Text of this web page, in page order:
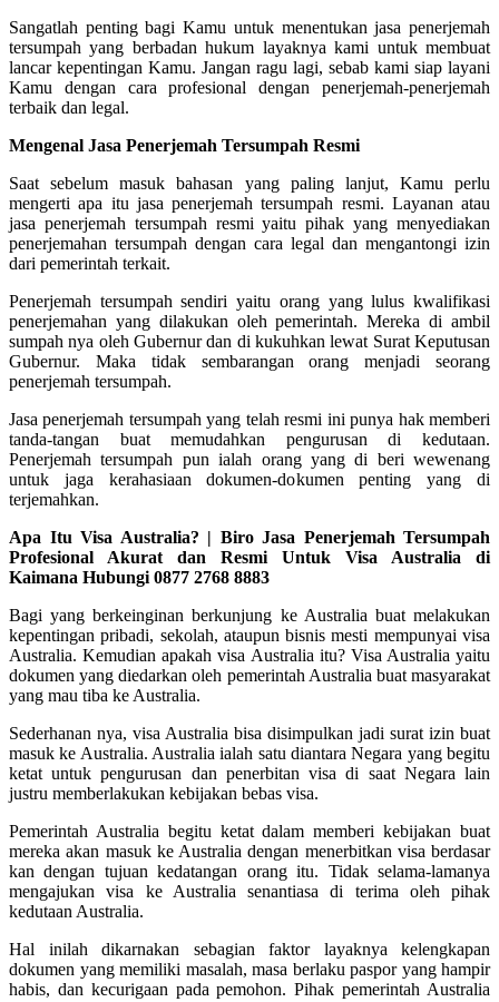
Sangatlah penting bagi Kamu untuk menentukan jasa penerjemah
tersumpah yang berbadan hukum layaknya kami untuk membuat
lancar kepentingan Kamu. Jangan ragu lagi, sebab kami siap layani
Kamu dengan cara profesional dengan penerjemah-penerjemah
terbaik dan legal.
Mengenal Jasa Penerjemah Tersumpah Resmi
Saat sebelum masuk bahasan yang paling lanjut, Kamu perlu
mengerti apa itu jasa penerjemah tersumpah resmi. Layanan atau
jasa penerjemah tersumpah resmi yaitu pihak yang menyediakan
penerjemahan tersumpah dengan cara legal dan mengantongi izin
dari pemerintah terkait.
Penerjemah tersumpah sendiri yaitu orang yang lulus kwalifikasi
penerjemahan yang dilakukan oleh pemerintah. Mereka di ambil
sumpah nya oleh Gubernur dan di kukuhkan lewat Surat Keputusan
Gubernur. Maka tidak sembarangan orang menjadi seorang
penerjemah tersumpah.
Jasa penerjemah tersumpah yang telah resmi ini punya hak memberi
tanda-tangan buat memudahkan pengurusan di kedutaan.
Penerjemah tersumpah pun ialah orang yang di beri wewenang
untuk jaga kerahasiaan dokumen-dokumen penting yang di
terjemahkan.
Apa Itu Visa Australia? | Biro Jasa Penerjemah Tersumpah
Profesional Akurat dan Resmi Untuk Visa Australia di
Kaimana Hubungi 0877 2768 8883
Bagi yang berkeinginan berkunjung ke Australia buat melakukan
kepentingan pribadi, sekolah, ataupun bisnis mesti mempunyai visa
Australia. Kemudian apakah visa Australia itu? Visa Australia yaitu
dokumen yang diedarkan oleh pemerintah Australia buat masyarakat
yang mau tiba ke Australia.
Sederhanan nya, visa Australia bisa disimpulkan jadi surat izin buat
masuk ke Australia. Australia ialah satu diantara Negara yang begitu
ketat untuk pengurusan dan penerbitan visa di saat Negara lain
justru memberlakukan kebijakan bebas visa.
Pemerintah Australia begitu ketat dalam memberi kebijakan buat
mereka akan masuk ke Australia dengan menerbitkan visa berdasar
kan dengan tujuan kedatangan orang itu. Tidak selama-lamanya
mengajukan visa ke Australia senantiasa di terima oleh pihak
kedutaan Australia.
Hal inilah dikarnakan sebagian faktor layaknya kelengkapan
dokumen yang memiliki masalah, masa berlaku paspor yang hampir
habis, dan kecurigaan pada pemohon. Pihak pemerintah Australia